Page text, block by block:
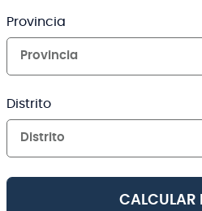
Provincia
Provincia
Distrito
Distrito
CALCULAR